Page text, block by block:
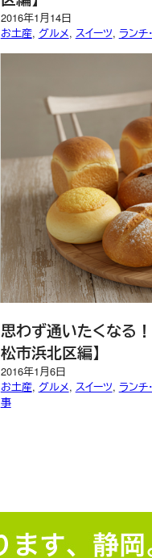
2016年1月14日
お土産, グルメ, スイーツ, ランチ
思わず通いたくなる
松市浜北区編】
2016年1月6日
お土産, グルメ, スイーツ, ランチ
事